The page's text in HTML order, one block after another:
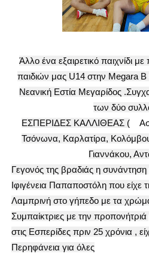
Άλλο ένα εξαιρετικό παιχνίδι
παιδιών μας U14 στην Megara
Νεανική Εστία Μεγαρίδος
των δύο
EΣΠΕΡΙΔΕΣ ΚΑΛΛΙΘΕΑΣ (
Τσόνωνα, Καρλατίρα,
Γιαννάκου,
Γεγονός της βραδιάς η
Ιφιγένεια Παπαποστόλη που είχε
Λαμπρινή στο γήπεδο με τα
Συμπαίκτριες με την
στις Εσπερίδες πριν 25 χρόνια ,
Περηφάνεια για όλες